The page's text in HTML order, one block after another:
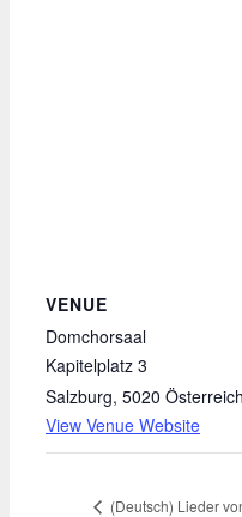
VENUE
Domchorsaal
Kapitelplatz 3
Salzburg, 5020 Österreich
View Venue Website
(Deutsch) Lieder